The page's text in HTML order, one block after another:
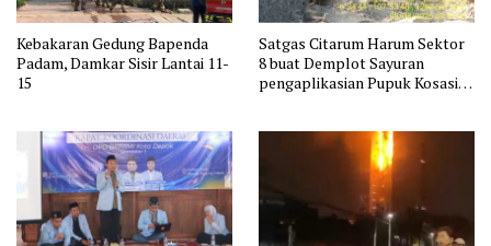
Kebakaran Gedung Bapenda
Padam, Damkar Sisir Lantai 11-
15
Satgas Citarum Harum Sektor
8 buat Demplot Sayuran
pengaplikasian Pupuk Kosasih
Ternak di Wilayah Binaan